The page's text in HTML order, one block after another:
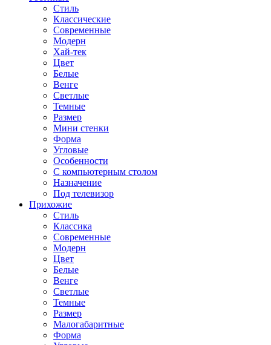
Стиль
Классические
Современные
Модерн
Хай-тек
Цвет
Белые
Венге
Светлые
Темные
Размер
Мини стенки
Форма
Угловые
Особенности
С компьютерным столом
Назначение
Под телевизор
Прихожие
Стиль
Классика
Современные
Модерн
Цвет
Белые
Венге
Светлые
Темные
Размер
Малогабаритные
Форма